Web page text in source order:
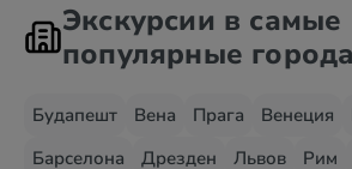
Экскурсии в самые
популярные города
Будапешт Вена Прага Венеция
Барселона
Дрезден Львов Рим